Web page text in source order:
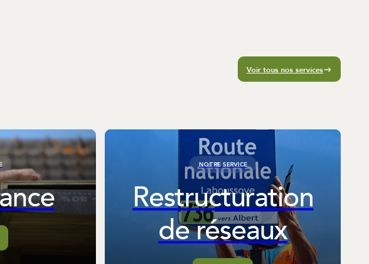
Voir tous nos services
NOTRE SERVICE
Restructuration
de réseaux